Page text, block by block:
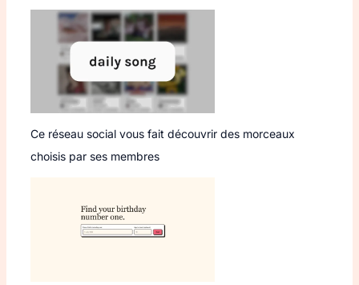
Ce réseau social vous fait découvrir des morceaux
choisis par ses membres